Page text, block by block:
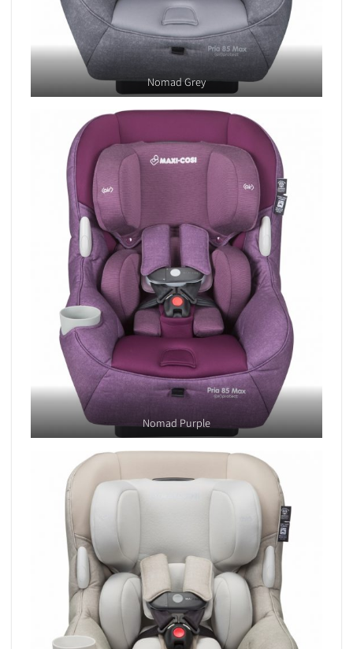
Nomad Grey
Nomad Purple